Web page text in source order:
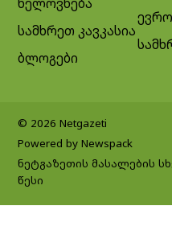
სამხრეთ კავკასია
ბლოგები
© 2026 Netgazeti
Powered by Newspack
ნეტგაზეთის მასალების
წესი